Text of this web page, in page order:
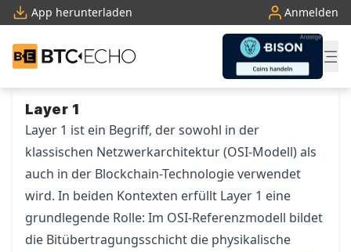
App herunterladen Anmelden
BTC-ECHO
Zum Inhalt springen
Layer 1
Layer 1 ist ein Begriff, der sowohl in der
klassischen Netzwerkarchitektur (OSI-Modell) als
auch in der Blockchain-Technologie verwendet
wird. In beiden Kontexten erfüllt Layer 1 eine
grundlegende Rolle: Im OSI-Referenzmodell bildet
die Bitübertragungsschicht die physikalische